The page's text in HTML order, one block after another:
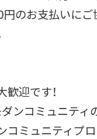
のお支払いにご
歓迎です！
ンコミュニティ
コミュニティプ